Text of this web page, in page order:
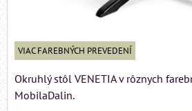
VIAC FAREBNÝCH PREVEDENÍ
Okruhlý stôl VENETIA v rôznych
MobilaDalin.